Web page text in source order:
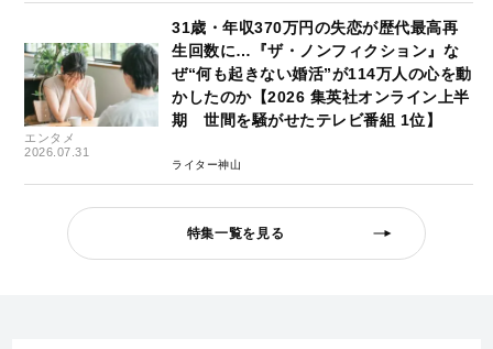
エンタメ
2026.07.31
31歳・年収370万円の失恋が歴代最高再
生回数に…『ザ・ノンフィクション』な
ぜ“何も起きない婚活”が114万人の心を動
かしたのか【2026 集英社オンライン上半
期 世間を騒がせたテレビ番組 1位】
ライター神山
特集一覧を見る